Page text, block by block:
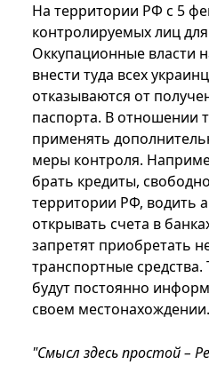
На территории РФ с 5
контролируемых лиц
Оккупационные власти
внести туда всех
отказываются от
паспорта. В отношении
применять
меры контроля.
брать кредиты,
территории РФ, водить
открывать счета в
запретят приобретать
транспортные
будут постоянно
своем местонахождении.
"Смысл здесь простой –